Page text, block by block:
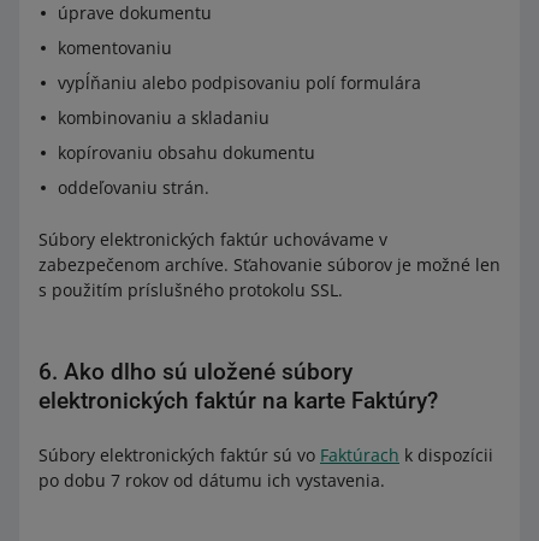
úprave dokumentu
komentovaniu
vypĺňaniu alebo podpisovaniu polí formulára
kombinovaniu a skladaniu
kopírovaniu obsahu dokumentu
oddeľovaniu strán.
Súbory elektronických faktúr uchovávame v
zabezpečenom archíve. Sťahovanie súborov je možné len
s použitím príslušného protokolu SSL.
6. Ako dlho sú uložené súbory
elektronických faktúr na karte Faktúry?
Súbory elektronických faktúr sú vo Faktúrach k dispozícii
po dobu 7 rokov od dátumu ich vystavenia.